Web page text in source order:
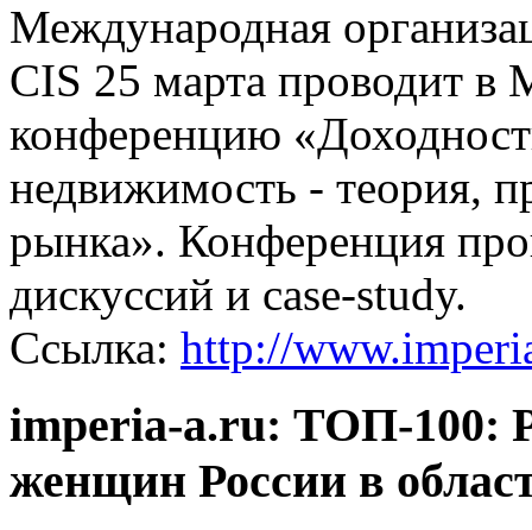
Международная
CIS 25 марта проводит
конференцию
недвижимость - теория,
рынка». Конференция
дискуссий и case-study.
Ссылка: http://
imperia-a.ru: ТОП-100:
женщин России в